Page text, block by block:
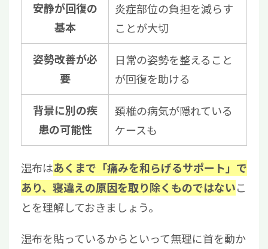
安静が回復の
基本
炎症部位の負担を減らす
ことが大切
姿勢改善が必
要
日常の姿勢を整えること
が回復を助ける
背景に別の疾
患の可能性
頚椎の病気が隠れている
ケースも
湿布はあくまで「痛みを和らげるサポート」で
あり、寝違えの原因を取り除くものではないこ
とを理解しておきましょう。
湿布を貼っているからといって無理に首を動か